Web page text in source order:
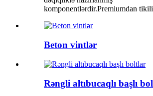
komponentlərdir.Premiumdan
Beton vintlər
Rəngli altıbucaqlı başlı